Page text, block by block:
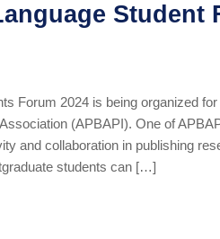
Student
Forum 2024 is being organized
(APBAPI). One of
and collaboration in publishing
students can […]